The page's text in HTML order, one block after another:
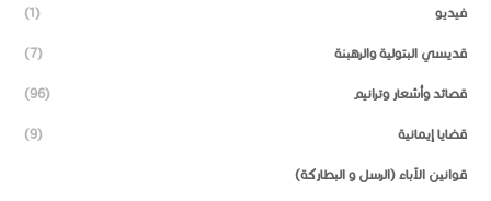
فيديو (1)
قديسي البتولية والرهبنة (7)
قصائد وأشعار وترانيم (96)
قضايا إيمانية (9)
قوانين الآباء (الرسل و البطاركة)